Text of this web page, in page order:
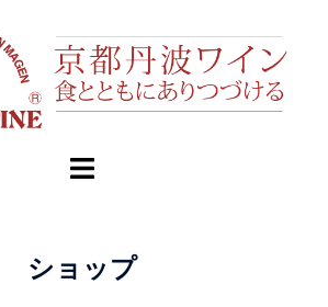
ショップ